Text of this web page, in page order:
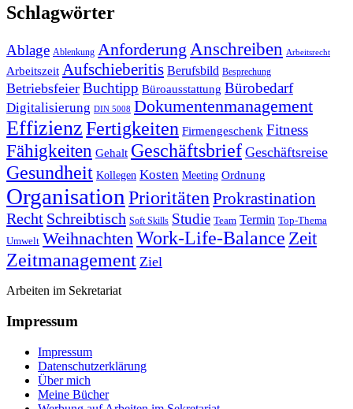
Schlagwörter
Ablage Ablenkung Anforderung Anschreiben Arbeitsrecht
Arbeitszeit Aufschieberitis Berufsbild Besprechung
Betriebsfeier Buchtipp Büroausstattung Bürobedarf
Digitalisierung DIN 5008 Dokumentenmanagement
EffizienzFertigkeiten Firmengeschenk Fitness
Fähigkeiten Gehalt Geschäftsbrief Geschäftsreise
Gesundheit Kollegen Kosten Meeting Ordnung
Organisation Prioritäten Prokrastination
Recht Schreibtisch Soft Skills Studie Team Termin Top-Thema
Umwelt WeihnachtenWork-Life-Balance Zeit
Zeitmanagement Ziel
Arbeiten im Sekretariat
Impressum
Impressum
Datenschutzerklärung
Über mich
Meine Bücher